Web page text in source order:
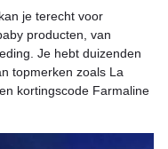
je terecht voor
producten, van
Je hebt duizenden
topmerken zoals La
kortingscode Farmaline